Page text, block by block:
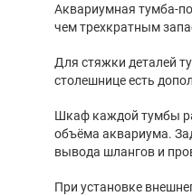
Аквариумная тумба-подставка изготовлена из ЛДСП. Все тумбы обладают не менее
чем трехкратным
Для стяжки деталей тумбы используются конфирматы, в связи с этим на верхней
Шкаф каждой тумбы рассчитан на установку любого внешнего фильтра для этого
объёма аквариума. Задняя стенка тумбы имеет технологические отверстия для
вывода
При установке внешнего фильтра полку внутри тумбы можно легко